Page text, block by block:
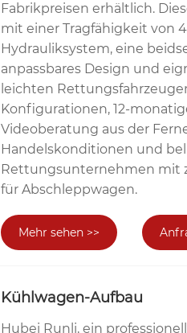
Fabrikpreisen erhältlich.
mit einer Tragfähigkeit von
Hydrauliksystem, eine
anpassbares Design und
leichten
Konfigurationen, 12-
Videoberatung aus der
Handelskonditionen und
Rettungsunternehmen mit
für Abschleppwagen.
Mehr sehen >>
Kühlwagen-Aufbau
Hubei Runli, ein